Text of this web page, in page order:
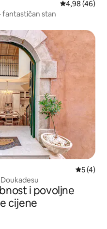
Prosječna
4,98 (46)
fantastičan stan
5 (4)
i povoljne
cijene